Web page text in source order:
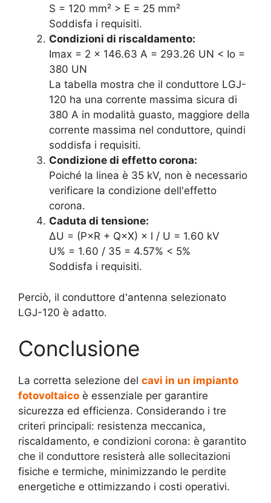
S = 120 mm² > E = 25 mm²
Soddisfa i requisiti.
Condizioni di riscaldamento:
Imax = 2 × 146.63 A = 293.26 UN < Io =
380 UN
La tabella mostra che il conduttore LGJ-
120 ha una corrente massima sicura di
380 A in modalità guasto, maggiore della
corrente massima nel conduttore, quindi
soddisfa i requisiti.
Condizione di effetto corona:
Poiché la linea è 35 kV, non è necessario
verificare la condizione dell'effetto
corona.
Caduta di tensione:
∆U = (P×R + Q×X) × l / U = 1.60 kV
U% = 1.60 / 35 = 4.57% < 5%
Soddisfa i requisiti.
Perciò, il conduttore d'antenna selezionato
LGJ-120 è adatto.
Conclusione
La corretta selezione del cavi in ​​un impianto
fotovoltaico è essenziale per garantire
sicurezza ed efficienza. Considerando i tre
criteri principali: resistenza meccanica,
riscaldamento, e condizioni corona: è garantito
che il conduttore resisterà alle sollecitazioni
fisiche e termiche, minimizzando le perdite
energetiche e ottimizzando i costi operativi.